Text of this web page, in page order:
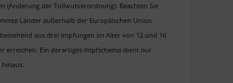
(Änderung der Tollwutverordnung). Beachten Sie
Länder außerhalb der Europäischen Union
aus drei Impfungen im Alter von 12 und 16
erreichen. Ein derartiges Impfschema dient nur